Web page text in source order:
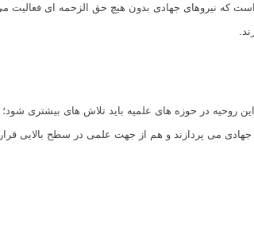
که نیروهای جهادی بدون هیچ حق الزحمه ای فعالیت می
در حوزه های علمیه باید تلاش های بیشتری شود؛
می پردازند و هم از جهت علمی در سطح بالایی